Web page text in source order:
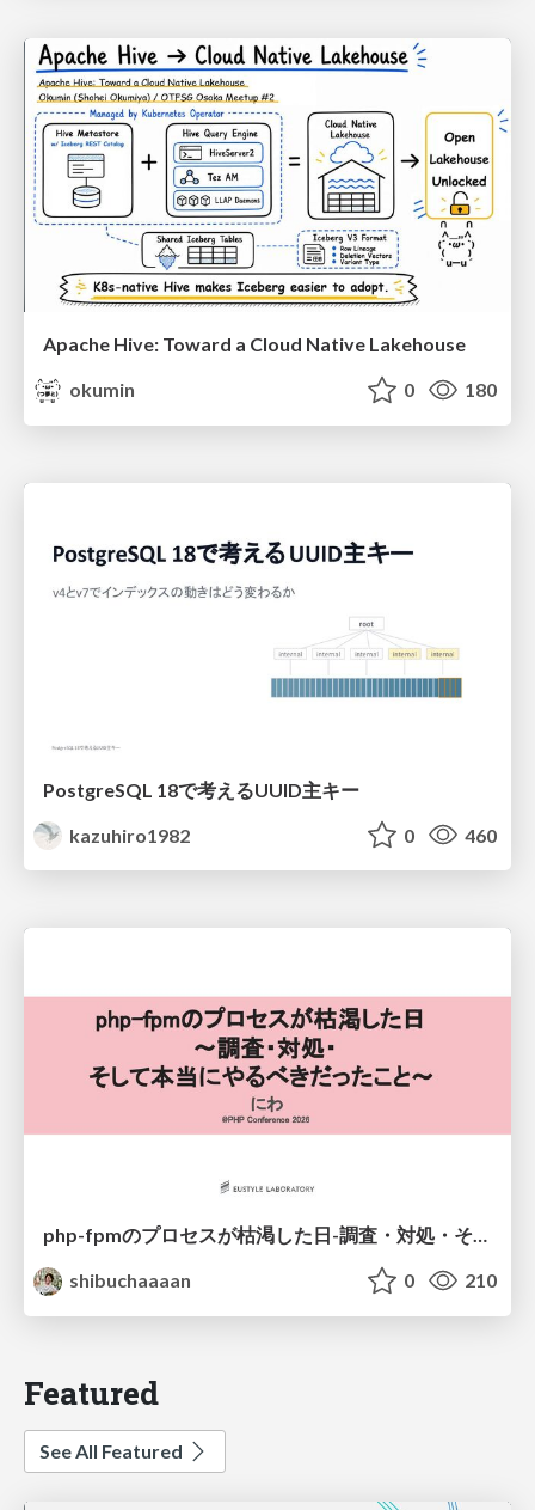
Apache Hive: Toward a Cloud Native Lakehouse
okumin
0 180
PostgreSQL 18で考えるUUID主キー
kazuhiro1982
0 460
php-fpmのプロセスが枯渇した日-調査・対処・そして本当にやるべきだったこと-
shibuchaaaan
0 210
Featured
See All Featured